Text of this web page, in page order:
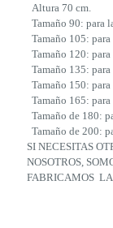
Altura 70 cm.
Tamaño 90: para
Tamaño 105: para
Tamaño 120: para
Tamaño 135: para
Tamaño 150:
Tamaño 165: para
Tamaño de 180:
Tamaño de 200:
SI NECESITAS
NOSOTROS,
FABRICAMOS LA